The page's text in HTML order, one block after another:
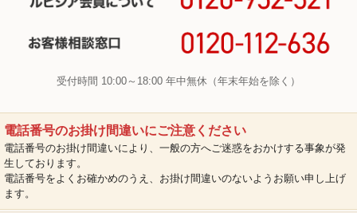
受付時間 10:00～18:00 年中無休（年末年始を除く）
電話番号のお掛け間違いにご注意ください
電話番号のお掛け間違いにより、一般の方へご迷惑をおかけする事象が発
生しております。
電話番号をよくお確かめのうえ、お掛け間違いのないようお願い申し上げ
ます。